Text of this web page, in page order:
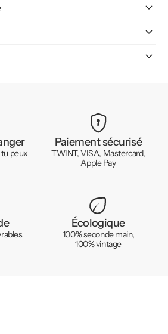
tu peux
Paiement sécurisé
TWINT, VISA, Mastercard,
Apple Pay
Écologique
100% seconde main,
100% vintage